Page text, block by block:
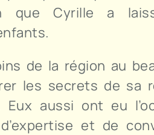
que Cyrille a
de la région au
les secrets de sa
aussi ont eu
et de